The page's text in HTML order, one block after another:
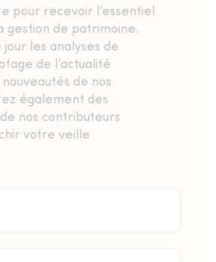
pour recevoir l’essentiel
gestion de patrimoine.
jour les analyses de
de l’actualité
de nos
également des
nos contributeurs
votre veille